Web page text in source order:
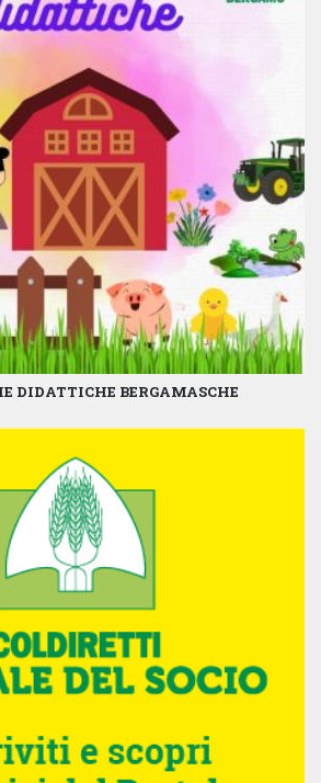
DIDATTICHE BERGAMASCHE